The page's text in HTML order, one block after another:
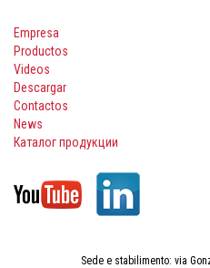
Empresa
Productos
Videos
Descargar
Contactos
News
Каталог продукции
Sede e stabilimento: via